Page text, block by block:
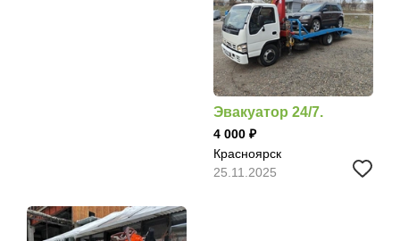
Эвакуатор 24/7.
4 000
Красноярск
25.11.2025